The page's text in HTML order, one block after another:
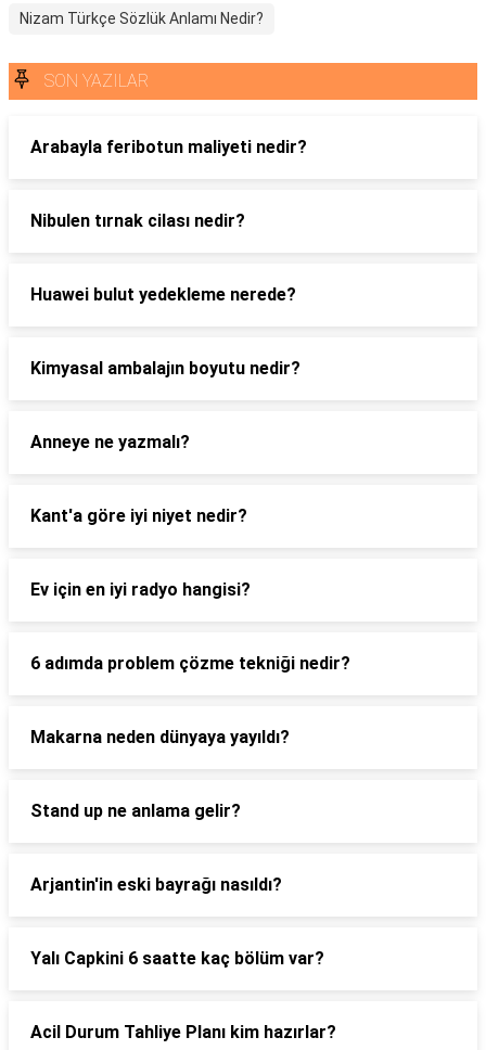
Nizam Türkçe Sözlük Anlamı Nedir?
SON YAZILAR
Arabayla feribotun maliyeti nedir?
Nibulen tırnak cilası nedir?
Huawei bulut yedekleme nerede?
Kimyasal ambalajın boyutu nedir?
Anneye ne yazmalı?
Kant'a göre iyi niyet nedir?
Ev için en iyi radyo hangisi?
6 adımda problem çözme tekniği nedir?
Makarna neden dünyaya yayıldı?
Stand up ne anlama gelir?
Arjantin'in eski bayrağı nasıldı?
Yalı Capkini 6 saatte kaç bölüm var?
Acil Durum Tahliye Planı kim hazırlar?